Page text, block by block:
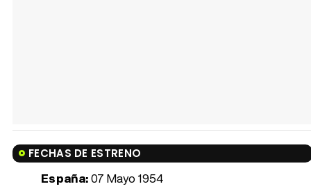
FECHAS DE ESTRENO
España:07 Mayo 1954